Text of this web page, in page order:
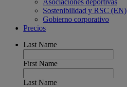
Sostenibilidad y RSC (EN)
Gobierno corporativo
Precios
Last Name
First Name
Last Name